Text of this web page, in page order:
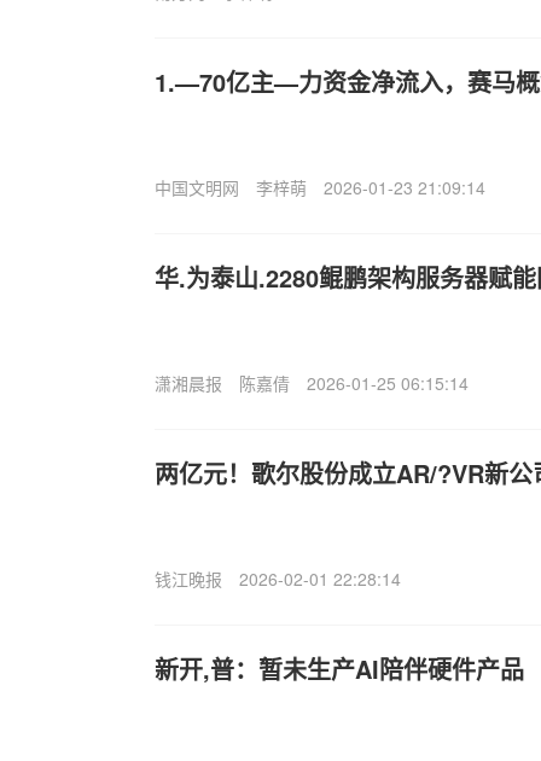
1.—70亿主—力资金净流入，赛马
中国文明网 李梓萌 2026-01-23 21:09:14
华.为泰山.2280鲲鹏架构服务器赋
潇湘晨报 陈嘉倩 2026-01-25 06:15:14
两亿元！歌尔股份成立AR/?VR新公
钱江晚报 2026-02-01 22:28:14
新开,普：暂未生产AI陪伴硬件产品